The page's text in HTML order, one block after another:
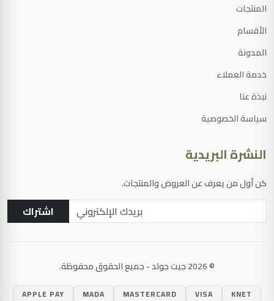
المنتجات
الأقسام
المدونة
خدمة العملاء
نبذة عنا
سياسة الخصوصية
النشرة البريدية
كن أول من يعرف عن العروض والمنتجات.
اشتراك
© 2026 جيت جولد - جميع الحقوق محفوظة.
KNET
VISA
MASTERCARD
MADA
APPLE PAY اضغط Enter للبحث